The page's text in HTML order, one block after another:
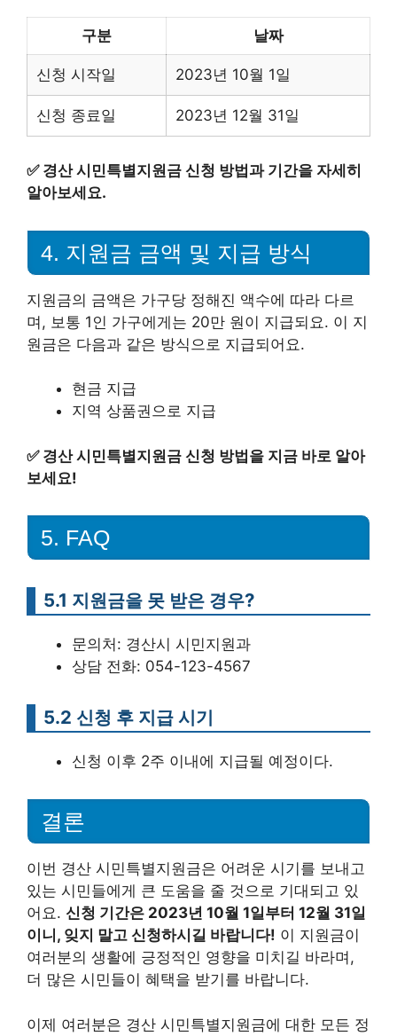
구분 날짜
신청 시작일 2023년 10월 1일
신청 종료일 2023년 12월 31일
✅ 경산 시민특별지원금 신청 방법과 기간을 자세히
알아보세요.
4. 지원금 금액 및 지급 방식
지원금의 금액은 가구당 정해진 액수에 따라 다르
며, 보통 1인 가구에게는 20만 원이 지급되요. 이 지
원금은 다음과 같은 방식으로 지급되어요.
현금 지급
지역 상품권으로 지급
✅ 경산 시민특별지원금 신청 방법을 지금 바로 알아
보세요!
5. FAQ
5.1 지원금을 못 받은 경우?
문의처: 경산시 시민지원과
상담 전화: 054-123-4567
5.2 신청 후 지급 시기
신청 이후 2주 이내에 지급될 예정이다.
결론
이번 경산 시민특별지원금은 어려운 시기를 보내고
있는 시민들에게 큰 도움을 줄 것으로 기대되고 있
어요. 신청 기간은 2023년 10월 1일부터 12월 31일
이니, 잊지 말고 신청하시길 바랍니다! 이 지원금이
여러분의 생활에 긍정적인 영향을 미치길 바라며,
더 많은 시민들이 혜택을 받기를 바랍니다.
이제 여러분은 경산 시민특별지원금에 대한 모든 정